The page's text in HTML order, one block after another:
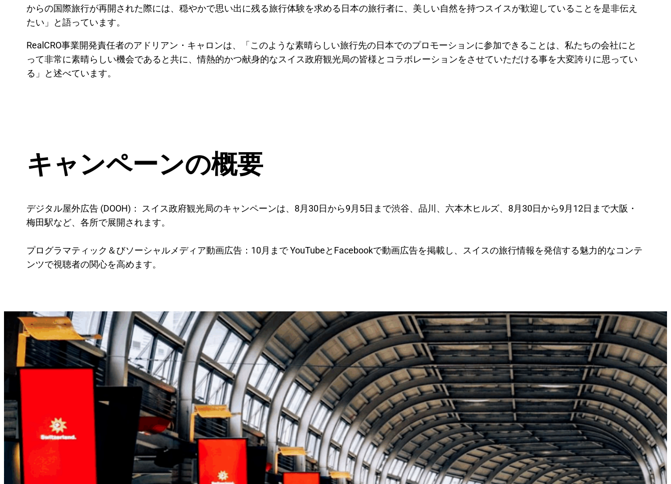
からの国際旅行が再開された際には、穏やかで思い出に残る旅行体験を求める日本の旅行者に、美しい自然を持つスイスが歓迎していることを是非伝え
たい」と語っています。
RealCRO事業開発責任者のアドリアン・キャロンは、「このような素晴らしい旅行先の日本でのプロモーションに参加できることは、私たちの会社にと
って非常に素晴らしい機会であると共に、情熱的かつ献身的なスイス政府観光局の皆様とコラボレーションをさせていただける事を大変誇りに思ってい
る」と述べています。
キャンペーンの概要
デジタル屋外広告 (DOOH)： スイス政府観光局のキャンペーンは、8月30日から9月5日まで渋谷、品川、六本木ヒルズ、8月30日から9月12日まで大阪・
梅田駅など、各所で展開されます。
プログラマティック＆びソーシャルメディア動画広告：10月まで YouTubeとFacebookで動画広告を掲載し、スイスの旅行情報を発信する魅力的なコンテ
ンツで視聴者の関心を高めます。